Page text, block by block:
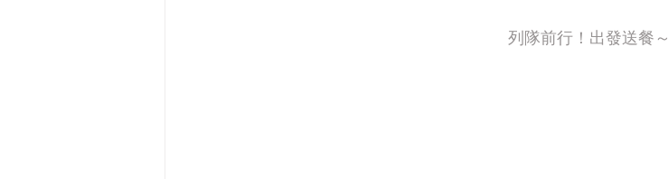
列隊前行！出發送餐～